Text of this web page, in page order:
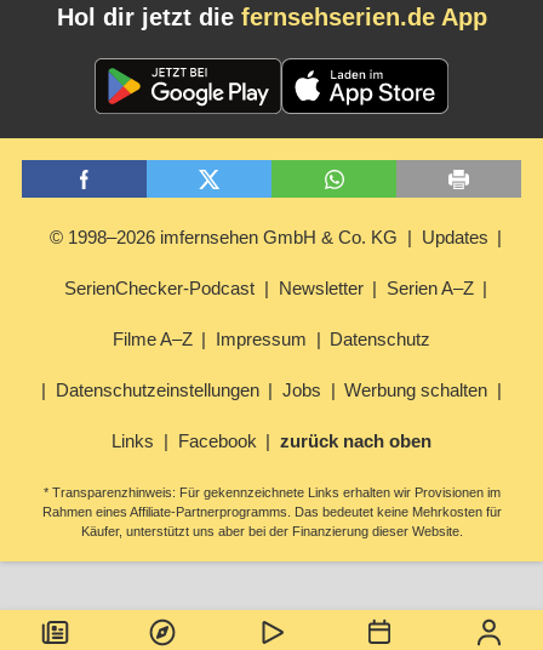
Hol dir jetzt die fernsehserien.de App
© 1998–2026 imfernsehen GmbH & Co. KG Updates
SerienChecker-Podcast Newsletter Serien A–Z
Filme A–Z Impressum Datenschutz
Datenschutzeinstellungen Jobs Werbung schalten
Links Facebook zurück nach oben
* Transparenzhinweis: Für gekennzeichnete Links erhalten wir Provisionen im
Rahmen eines Affiliate-Partnerprogramms. Das bedeutet keine Mehrkosten für
Käufer, unterstützt uns aber bei der Finanzierung dieser Website.